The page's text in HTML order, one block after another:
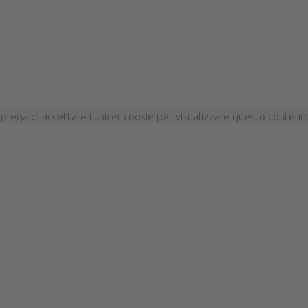
di accettare i Juicercookie per visualizzare questo